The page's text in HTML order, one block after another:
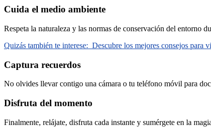
Cuida el medio ambiente
Respeta la naturaleza y las normas de conservación del entorno
Quizás también te interese: Descubre los mejores consejos para
Captura recuerdos
No olvides llevar contigo una cámara o tu teléfono móvil para
Disfruta del momento
Finalmente, relájate, disfruta cada instante y sumérgete en la